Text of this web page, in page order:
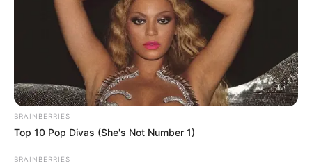
BRAINBERRIES
Top 10 Pop Divas (She's Not Number 1)
BRAINBERRIES